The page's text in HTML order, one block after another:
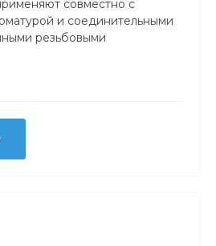
совместно с
и соединительными
резьбовыми